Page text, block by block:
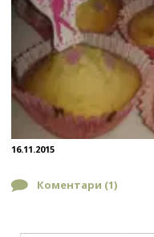
16.11.2015
Коментари (1)